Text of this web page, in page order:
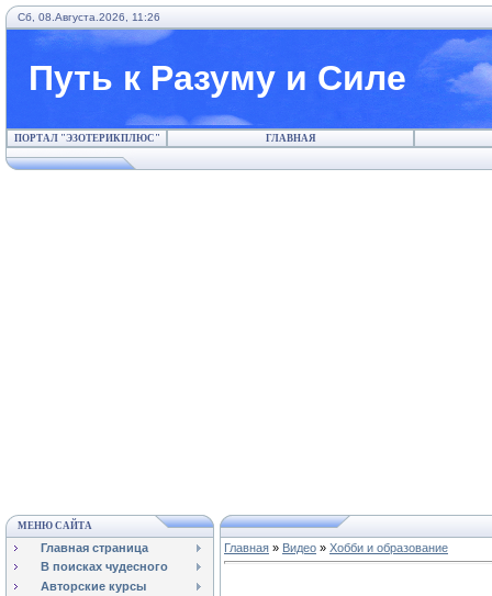
Сб, 08.Августа.2026, 11:26
Путь к Разуму и Силе
ПОРТАЛ "ЭЗОТЕРИКПЛЮС" ГЛАВНАЯ
МЕНЮ САЙТА
Главная страница
В поисках чудесного
Авторские курсы
Главная » Видео » Хобби и образование